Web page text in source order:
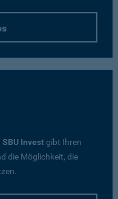
SBU Investgibt Ihren
die Möglichkeit, die